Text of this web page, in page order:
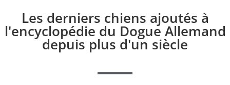
Les derniers chiens ajoutés à
l'encyclopédie du Dogue Allemand
depuis plus d'un siècle